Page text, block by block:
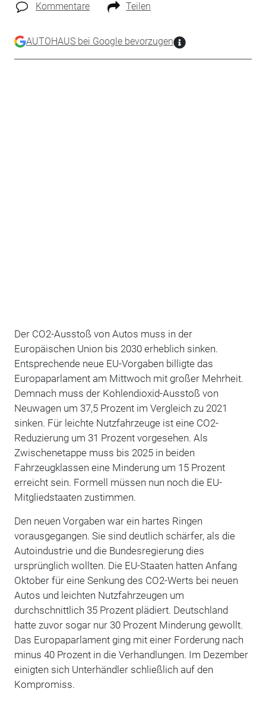
Kommentare Teilen
AUTOHAUS bei Google bevorzugen
Der CO2-Ausstoß von Autos muss in der
Europäischen Union bis 2030 erheblich sinken.
Entsprechende neue EU-Vorgaben billigte das
Europaparlament am Mittwoch mit großer Mehrheit.
Demnach muss der Kohlendioxid-Ausstoß von
Neuwagen um 37,5 Prozent im Vergleich zu 2021
sinken. Für leichte Nutzfahrzeuge ist eine CO2-
Reduzierung um 31 Prozent vorgesehen. Als
Zwischenetappe muss bis 2025 in beiden
Fahrzeugklassen eine Minderung um 15 Prozent
erreicht sein. Formell müssen nun noch die EU-
Mitgliedstaaten zustimmen.
Den neuen Vorgaben war ein hartes Ringen
vorausgegangen. Sie sind deutlich schärfer, als die
Autoindustrie und die Bundesregierung dies
ursprünglich wollten. Die EU-Staaten hatten Anfang
Oktober für eine Senkung des CO2-Werts bei neuen
Autos und leichten Nutzfahrzeugen um
durchschnittlich 35 Prozent plädiert. Deutschland
hatte zuvor sogar nur 30 Prozent Minderung gewollt.
Das Europaparlament ging mit einer Forderung nach
minus 40 Prozent in die Verhandlungen. Im Dezember
einigten sich Unterhändler schließlich auf den
Kompromiss.